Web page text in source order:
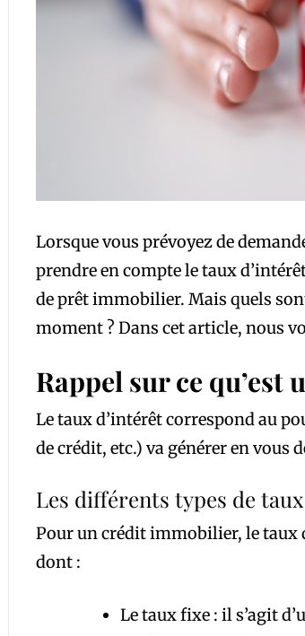
Lorsque vous prévoyez de
prendre en compte le taux
de prêt immobilier. Mais quels
moment ? Dans cet article, nous
Rappel sur ce qu’est
Le taux d’intérêt correspond au
de crédit, etc.) va générer en
Les différents types de
Pour un crédit immobilier, le taux
dont :
Le taux fixe : il s’agit